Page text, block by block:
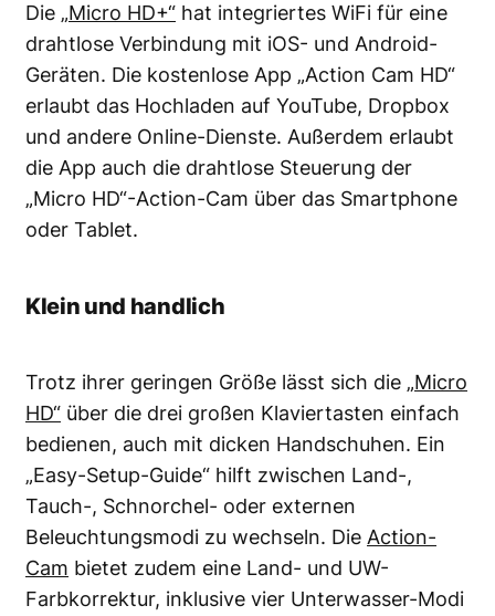
Die „Micro HD+“ hat integriertes WiFi für eine
drahtlose Verbindung mit iOS- und Android-
Geräten. Die kostenlose App „Action Cam HD“
erlaubt das Hochladen auf YouTube, Dropbox
und andere Online-Dienste. Außerdem erlaubt
die App auch die drahtlose Steuerung der
„Micro HD“-Action-Cam über das Smartphone
oder Tablet.
Klein und handlich
Trotz ihrer geringen Größe lässt sich die „Micro
HD“ über die drei großen Klaviertasten einfach
bedienen, auch mit dicken Handschuhen. Ein
„Easy-Setup-Guide“ hilft zwischen Land-,
Tauch-, Schnorchel- oder externen
Beleuchtungsmodi zu wechseln. Die Action-
Cam bietet zudem eine Land- und UW-
Farbkorrektur, inklusive vier Unterwasser-Modi